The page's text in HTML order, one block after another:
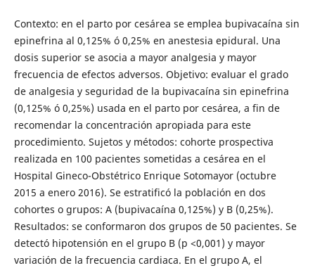
Contexto: en el parto por cesárea se emplea bupivacaína sin
epinefrina al 0,125% ó 0,25% en anestesia epidural. Una
dosis superior se asocia a mayor analgesia y mayor
frecuencia de efectos adversos. Objetivo: evaluar el grado
de analgesia y seguridad de la bupivacaína sin epinefrina
(0,125% ó 0,25%) usada en el parto por cesárea, a fin de
recomendar la concentración apropiada para este
procedimiento. Sujetos y métodos: cohorte prospectiva
realizada en 100 pacientes sometidas a cesárea en el
Hospital Gineco-Obstétrico Enrique Sotomayor (octubre
2015 a enero 2016). Se estratificó la población en dos
cohortes o grupos: A (bupivacaína 0,125%) y B (0,25%).
Resultados: se conformaron dos grupos de 50 pacientes. Se
detectó hipotensión en el grupo B (p <0,001) y mayor
variación de la frecuencia cardiaca. En el grupo A, el